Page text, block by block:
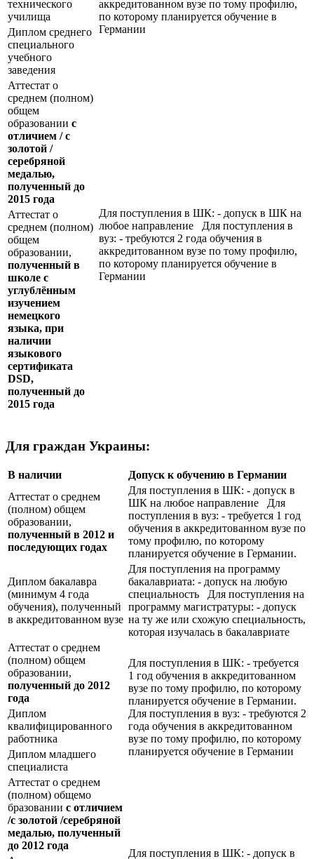
аккредитованном вузе по тому профилю,
по которому планируется обучение в
Германии
технического
училища
Диплом среднего
специального
учебного
заведения
Аттестат о
среднем (полном)
общем
образовании с
отличием / с
золотой /
серебряной
медалью,
полученный до
2015 года
Для поступления в ШК: - допуск в ШК на
любое направление Для поступления в
вуз: - требуются 2 года обучения в
аккредитованном вузе по тому профилю,
по которому планируется обучение в
Германии
Аттестат о
среднем (полном)
общем
образовании,
полученный в
школе с
углублённым
изучением
немецкого
языка, при
наличии
языкового
сертификата
DSD,
полученный до
2015 года
Для граждан Украины:
В наличии
Допуск к обучению в Германии
Аттестат о среднем
(полном) общем
образовании,
полученный в 2012 и
последующих годах
Для поступления в ШК: - допуск в
ШК на любое направление Для
поступления в вуз: - требуется 1 год
обучения в аккредитованном вузе по
тому профилю, по которому
планируется обучение в Германии.
Диплом бакалавра
(минимум 4 года
обучения), полученный
в аккредитованном вузе
Для поступления на программу
бакалавриата: - допуск на любую
специальность Для поступления на
программу магистратуры: - допуск
на ту же или схожую специальность,
которая изучалась в бакалавриате
Аттестат о среднем
(полном) общем
образовании,
полученный до 2012
года
Для поступления в ШК: - требуется
1 год обучения в аккредитованном
вузе по тому профилю, по которому
планируется обучение в Германии.
Для поступления в вуз: - требуются 2
года обучения в аккредитованном
вузе по тому профилю, по которому
планируется обучение в Германии
Диплом
квалифицированного
работника
Диплом младшего
специалиста
Аттестат о среднем
(полном) общемо
бразовании с отличием
/с золотой /серебряной
медалью, полученный
до 2012 года
Для поступления в ШК: - допуск в